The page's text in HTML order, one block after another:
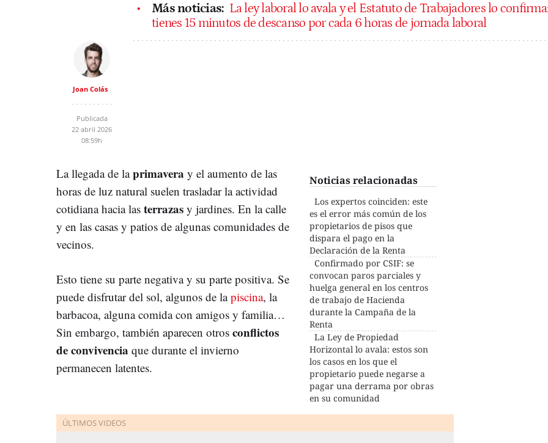
Más noticias: La ley laboral lo avala y el Estatuto de Trabajadores lo confirma:
tienes 15 minutos de descanso por cada 6 horas de jornada laboral
Joan Colás
Publicada
22 abril 2026
08:59h
Noticias relacionadas
Los expertos coinciden: este
es el error más común de los
propietarios de pisos que
dispara el pago en la
Declaración de la Renta
Confirmado por CSIF: se
convocan paros parciales y
huelga general en los centros
de trabajo de Hacienda
durante la Campaña de la
Renta
La Ley de Propiedad
Horizontal lo avala: estos son
los casos en los que el
propietario puede negarse a
pagar una derrama por obras
en su comunidad
La llegada de laprimavera y el aumento de las
horas de luz natural suelen trasladar la actividad
cotidiana hacia las terrazas y jardines. En la calle
y en las casas y patios de algunas comunidades de
vecinos.
Esto tiene su parte negativa y su parte positiva. Se
puede disfrutar del sol, algunos de lapiscina, la
barbacoa, alguna comida con amigos y familia…
Sin embargo, también aparecen otros conflictos
de convivencia que durante el invierno
permanecen latentes.